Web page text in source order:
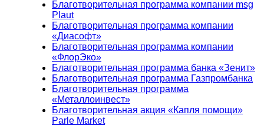
Благотворительная программа компании msg
Plaut
Благотворительная программа компании
«Диасофт»
Благотворительная программа компании
«ФлорЭко»
Благотворительная программа банка «Зенит»
Благотворительная программа Газпромбанка
Благотворительная программа
«Металлоинвест»
Благотворительная акция «Капля помощи»
Parle Market